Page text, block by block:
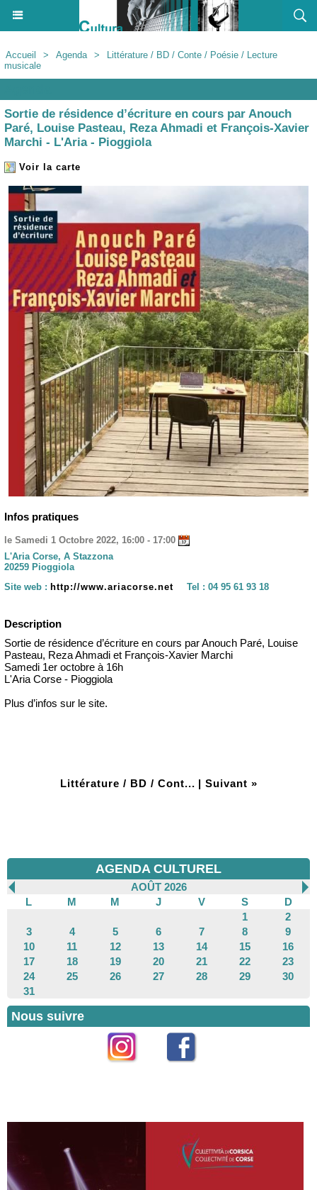
Accueil > Agenda >
Littérature / BD / Conte / Poésie / Lecture
musicale
Sortie de résidence d’écriture en cours par Anouch
Paré, Louise Pasteau, Reza Ahmadi et François-Xavier
Marchi - L'Aria - Pioggiola
Voir la carte
Infos pratiques
le Samedi 1 Octobre 2022, 16:00 - 17:00
L'Aria Corse, A Stazzona
20259 Pioggiola
Site web : http://www.ariacorse.net Tel : 04 95 61 93 18
Description
Sortie de résidence d’écriture en cours par Anouch Paré, Louise
Pasteau, Reza Ahmadi et François-Xavier Marchi
Samedi 1er octobre à 16h
L'Aria Corse - Pioggiola
Plus d’infos sur le site.
Littérature / BD / Cont... | Suivant »
AGENDA CULTUREL
AOÛT 2026
L
M M J V S
D
1
2
3
4 5 6 7 8
9
10
11 12 13 14 15
16
17
18 19 20 21 22
23
24
25 26 27 28 29
30
31
Nous suivre